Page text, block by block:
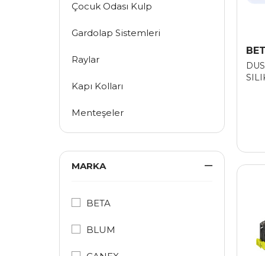
Çocuk Odası Kulp
Gardolap Sistemleri
Raylar
Kapı Kolları
Menteşeler
Mobilya Ayakları
MARKA
BETA
BLUM